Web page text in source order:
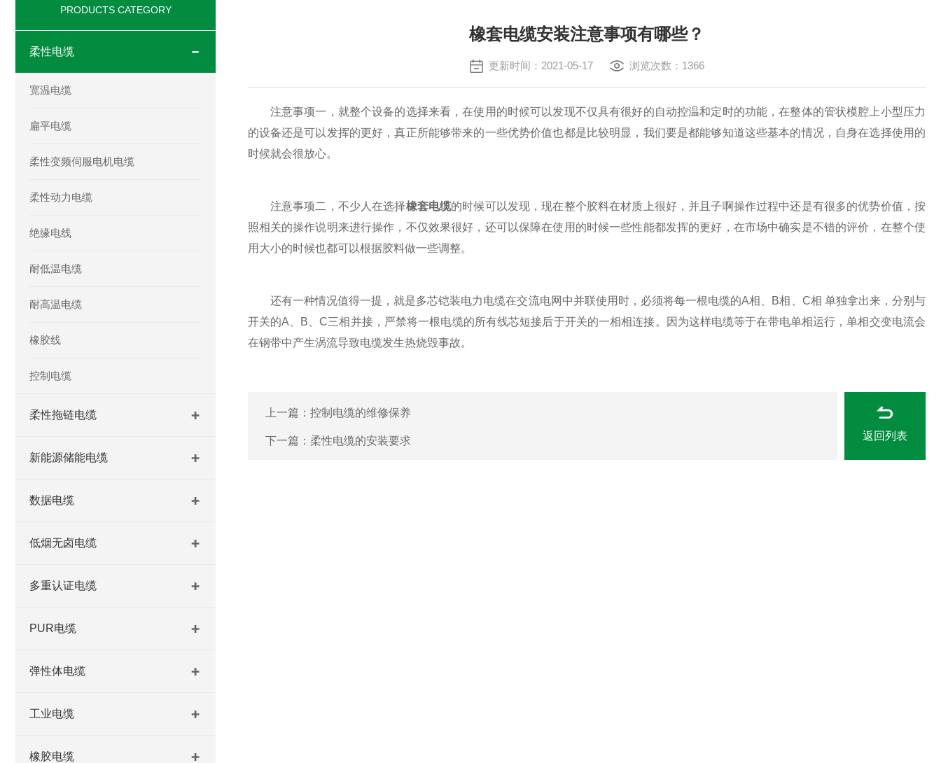
PRODUCTS CATEGORY
柔性电缆
宽温电缆
扁平电缆
柔性变频伺服电机电缆
柔性动力电缆
绝缘电线
耐低温电缆
耐高温电缆
橡胶线
控制电缆
柔性拖链电缆
新能源储能电缆
数据电缆
低烟无卤电缆
多重认证电缆
PUR电缆
弹性体电缆
工业电缆
橡胶电缆
橡套电缆安装注意事项有哪些？
更新时间：2021-05-17 浏览次数：1366
注意事项一，就整个设备的选择来看，在使用的时候可以发现不仅具有很好的自动控温和定时的功能，在整体的管状模腔上小型压力
的设备还是可以发挥的更好，真正所能够带来的一些优势价值也都是比较明显，我们要是都能够知道这些基本的情况，自身在选择使用的
时候就会很放心。
注意事项二，不少人在选择橡套电缆的时候可以发现，现在整个胶料在材质上很好，并且子啊操作过程中还是有很多的优势价值，按
照相关的操作说明来进行操作，不仅效果很好，还可以保障在使用的时候一些性能都发挥的更好，在市场中确实是不错的评价，在整个使
用大小的时候也都可以根据胶料做一些调整。
还有一种情况值得一提，就是多芯铠装电力电缆在交流电网中并联使用时，必须将每一根电缆的A相、B相、C相 单独拿出来，分别与
开关的A、B、C三相并接，严禁将一根电缆的所有线芯短接后于开关的一相相连接。因为这样电缆等于在带电单相运行，单相交变电流会
在钢带中产生涡流导致电缆发生热烧毁事故。
上一篇： 控制电缆的维修保养
下一篇： 柔性电缆的安装要求 返回列表